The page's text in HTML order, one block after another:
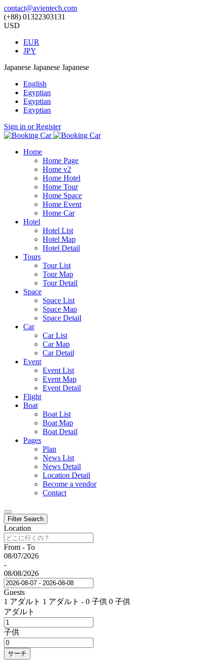
contact@avientech.com
(+88) 01322303131
USD
EUR
JPY
Japanese Japanese Japanese
English
Egyptian
Egyptian
Egyptian
Sign in or Register
Home
Home Page
Home v2
Home Hotel
Home Tour
Home Space
Home Event
Home Car
Hotel
Hotel List
Hotel Map
Hotel Detail
Tours
Tour List
Tour Map
Tour Detail
Space
Space List
Space Map
Space Detail
Car
Car List
Car Map
Car Detail
Event
Event List
Event Map
Event Detail
Flight
Boat
Boat List
Boat Map
Boat Detail
Pages
Plan
News List
News Detail
Location Detail
Become a vendor
Contact
Filter Search
Location
From - To
08/07/2026
-
08/08/2026
Guests
1 アダルト 1 アダルト - 0 子供 0 子供
アダルト
子供
サーチ